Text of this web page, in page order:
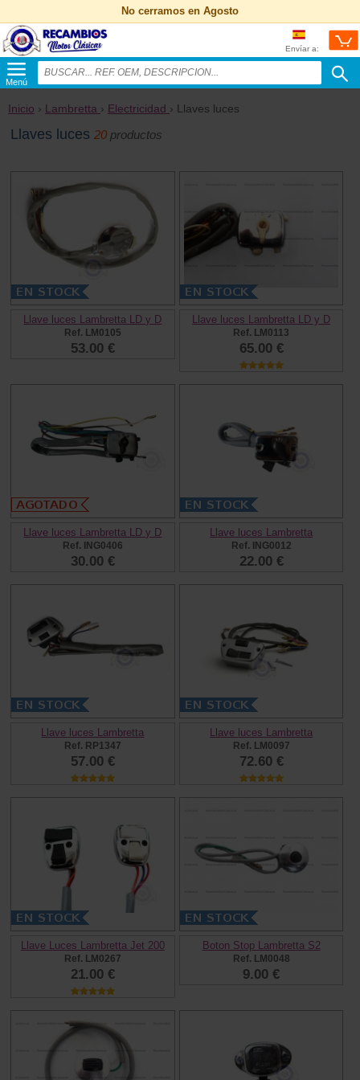
No cerramos en Agosto
Envíar a:
Menú
Inicio › Lambretta › Electricidad › Llaves luces
Llaves luces20 productos
Llave luces Lambretta LD y D
Ref. LM0105
53.00 €
Llave luces Lambretta LD y D
Ref. LM0113
65.00 €
Llave luces Lambretta LD y D
Ref. ING0406
30.00 €
Llave luces Lambretta
Ref. ING0012
22.00 €
Llave luces Lambretta
Ref. RP1347
57.00 €
Llave luces Lambretta
Ref. LM0097
72.60 €
Llave Luces Lambretta Jet 200
Ref. LM0267
21.00 €
Boton Stop Lambretta S2
Ref. LM0048
9.00 €